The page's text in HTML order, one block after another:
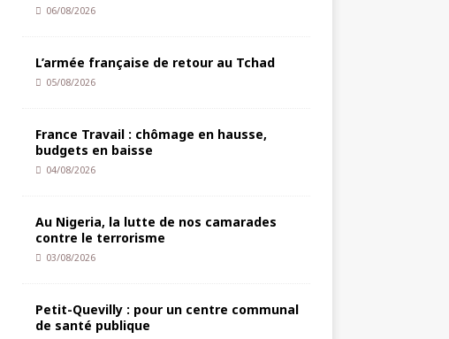
06/08/2026
L’armée française de retour au Tchad
05/08/2026
France Travail : chômage en hausse,
budgets en baisse
04/08/2026
Au Nigeria, la lutte de nos camarades
contre le terrorisme
03/08/2026
Petit-Quevilly : pour un centre communal
de santé publique